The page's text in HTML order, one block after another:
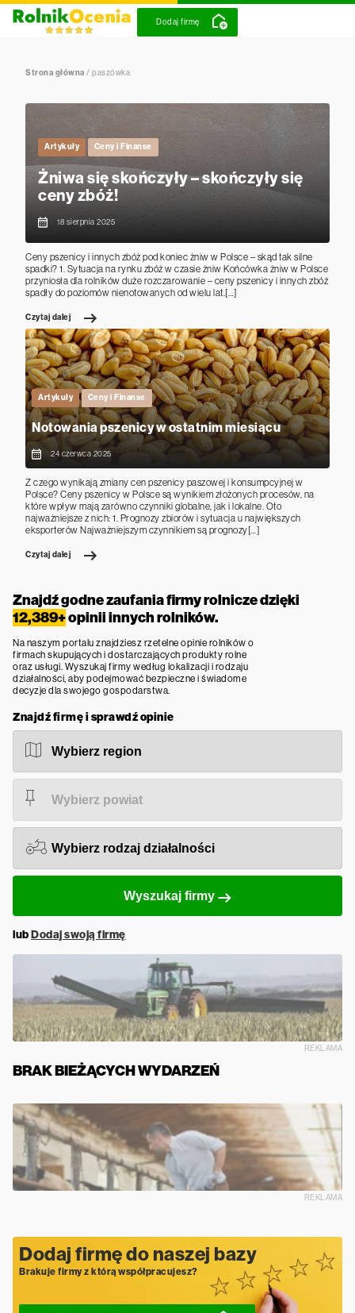
Dodaj firmę
Strona główna / paszówka
Artykuły Ceny i Finanse
Żniwa się skończyły – skończyły się
ceny zbóż!
18 sierpnia 2025
Ceny pszenicy i innych zbóż pod koniec żniw w Polsce – skąd tak silne
spadki? 1. Sytuacja na rynku zbóż w czasie żniw Końcówka żniw w Polsce
przyniosła dla rolników duże rozczarowanie – ceny pszenicy i innych zbóż
spadły do poziomów nienotowanych od wielu lat.[…]
Czytaj dalej
Artykuły Ceny i Finanse
Notowania pszenicy w ostatnim miesiącu
24 czerwca 2025
Z czego wynikają zmiany cen pszenicy paszowej i konsumpcyjnej w
Polsce? Ceny pszenicy w Polsce są wynikiem złożonych procesów, na
które wpływ mają zarówno czynniki globalne, jak i lokalne. Oto
najważniejsze z nich: 1. Prognozy zbiorów i sytuacja u największych
eksporterów Najważniejszym czynnikiem są prognozy[…]
Czytaj dalej
Znajdź godne zaufania firmy rolnicze dzięki
12,389+opinii innych rolników.
Na naszym portalu znajdziesz rzetelne opinie rolników o
firmach skupujących i dostarczających produkty rolne
oraz usługi. Wyszukaj firmy według lokalizacji i rodzaju
działalności, aby podejmować bezpieczne i świadome
decyzje dla swojego gospodarstwa.
Znajdź firmę i sprawdź opinie
Wyszukaj firmy
lubDodaj swoją firmę
REKLAMA
BRAK BIEŻĄCYCH WYDARZEŃ
REKLAMA
Dodaj firmę do naszej bazy
Brakuje firmy z którą współpracujesz?